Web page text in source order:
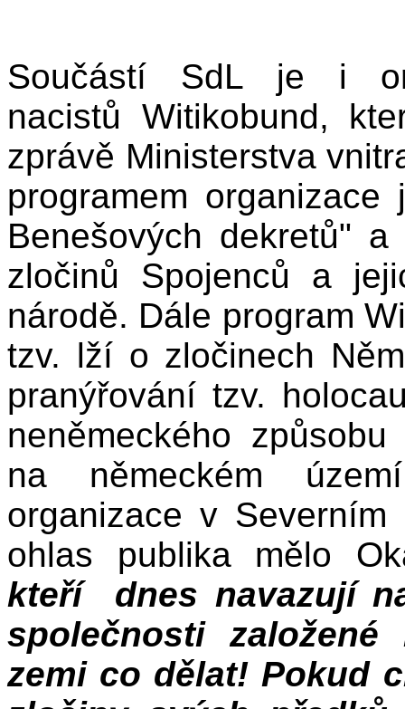
Součástí SdL je i
nacistů Witikobund,
zprávě Ministerstva
programem organizace
Benešových dekretů"
zločinů Spojenců a
národě. Dále program
tzv. lží o zločinech
pranýřování tzv.
neněmeckého
na německém
organizace v
ohlas publika mělo
kteří dnes navazují
společnosti
zemi co dělat! Pokud